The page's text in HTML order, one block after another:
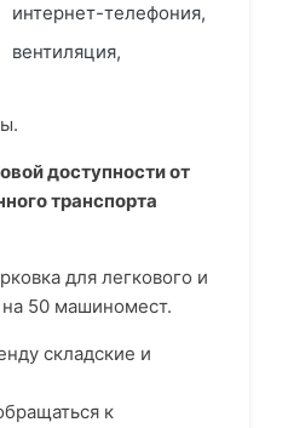
интернет-телефония,
вентиляция,
доступности от
транспорта
для легкового и
на 50 машиномест.
складские и
к